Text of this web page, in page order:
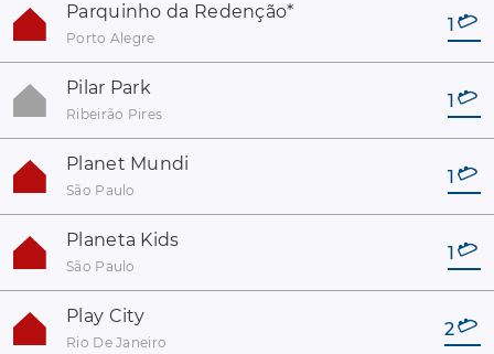
Parquinho da Redenção*
Porto Alegre
1
Pilar Park
Ribeirão Pires
1
Planet Mundi
São Paulo
1
Planeta Kids
São Paulo
1
Play City
Rio De Janeiro
2